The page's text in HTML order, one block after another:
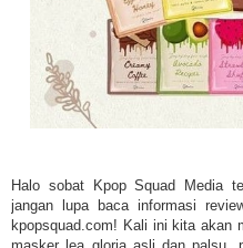
Halo sobat Kpop Squad Media
jangan lupa baca informasi
kpopsquad.com! Kali ini kita akan